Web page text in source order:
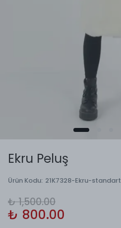
Ekru Peluş
Ürün Kodu: 21K7328-Ekru-standart
₺ 1,500.00
₺ 800.00